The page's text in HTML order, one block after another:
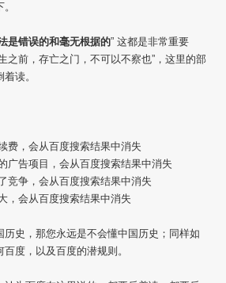
是错误的和毫无根据的” 这都是非常重要
之前，存亡之门，不可以不察也”，这里的部
读。
费，会从百度搜索结果中消失
广告项目，会从百度搜索结果中消失
竞争，会从百度搜索结果中消失
，会从百度搜索结果中消失
历史，那您永远是不会懂中国历史；同样如
度，以及百度的潜规则。